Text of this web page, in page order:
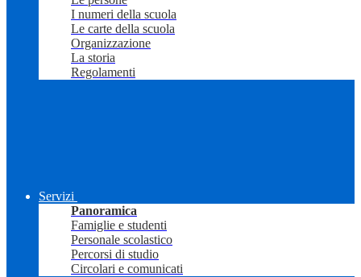
I numeri della scuola
Le carte della scuola
Organizzazione
La storia
Regolamenti
Servizi
Panoramica
Famiglie e studenti
Personale scolastico
Percorsi di studio
Circolari e comunicati